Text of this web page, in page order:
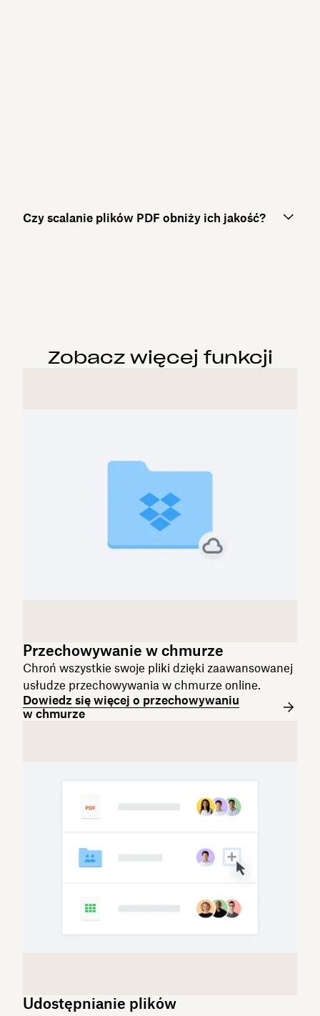
Czy scalanie plików PDF obniży ich jakość?
Zobacz więcej funkcji
Przechowywanie w chmurze
Chroń wszystkie swoje pliki dzięki zaawansowanej
usłudze przechowywania w chmurze online.
Dowiedz się więcej o przechowywaniu
w chmurze
Udostępnianie plików